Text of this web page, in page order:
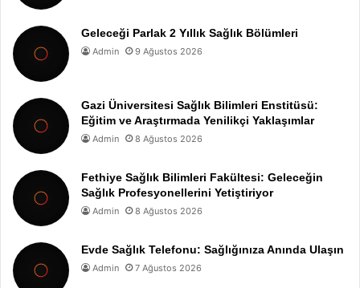
Geleceği Parlak 2 Yıllık Sağlık Bölümleri
Admin 9 Ağustos 2026
Gazi Üniversitesi Sağlık Bilimleri Enstitüsü:
Eğitim ve Araştırmada Yenilikçi Yaklaşımlar
Admin 8 Ağustos 2026
Fethiye Sağlık Bilimleri Fakültesi: Geleceğin
Sağlık Profesyonellerini Yetiştiriyor
Admin 8 Ağustos 2026
Evde Sağlık Telefonu: Sağlığınıza Anında Ulaşın
Admin 7 Ağustos 2026